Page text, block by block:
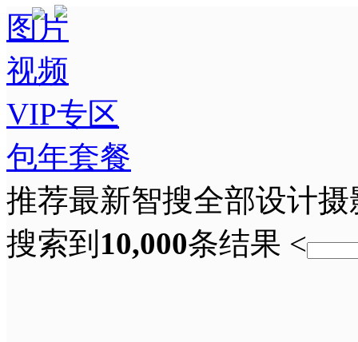
图片
视频
VIP专区
包年套餐
推荐最新智搜全部设计摄
搜索到 10,000条结果 <